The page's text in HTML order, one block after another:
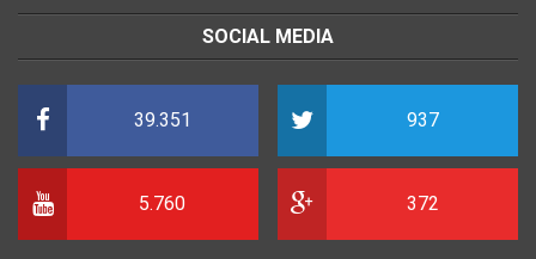
SOCIAL MEDIA
39.351 937
5.760 372